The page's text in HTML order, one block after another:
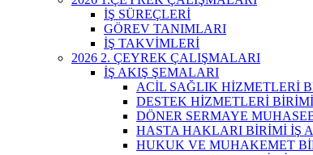
İŞ SÜREÇLERİ
GÖREV TANIMLARI
İŞ TAKVİMLERİ
2026 2. ÇEYREK ÇALIŞMALARI
İŞ AKIŞ ŞEMALARI
ACİL SAĞLIK HİZMETLERİ
DESTEK HİZMETLERİ
DÖNER SERMAYE
HASTA HAKLARI BİRİMİ İŞ
HUKUK VE MUHAKEMET